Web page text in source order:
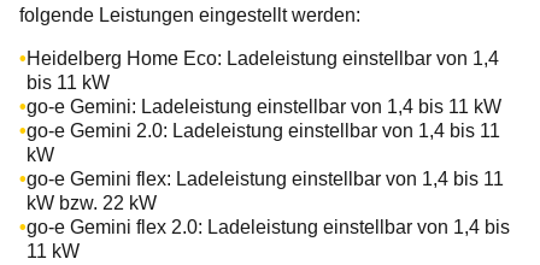
folgende Leistungen eingestellt werden:
Heidelberg Home Eco: Ladeleistung einstellbar von 1,4
bis 11 kW
go-e Gemini: Ladeleistung einstellbar von 1,4 bis 11 kW
go-e Gemini 2.0: Ladeleistung einstellbar von 1,4 bis 11
kW
go-e Gemini flex: Ladeleistung einstellbar von 1,4 bis 11
kW bzw. 22 kW
go-e Gemini flex 2.0: Ladeleistung einstellbar von 1,4 bis
11 kW